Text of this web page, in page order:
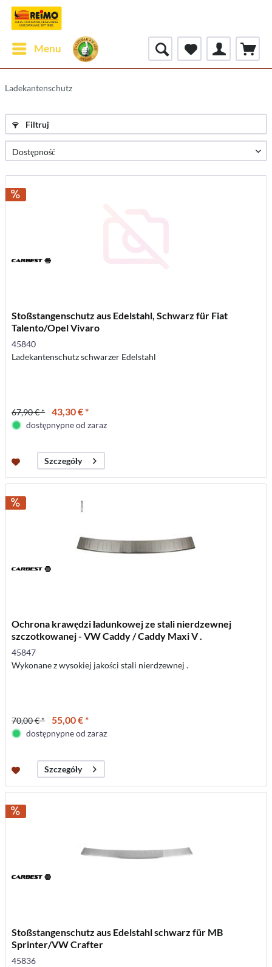
Menu
Ladekantenschutz
Filtruj
Stoßstangenschutz aus Edelstahl, Schwarz für Fiat
Talento/Opel Vivaro
45840
Ladekantenschutz schwarzer Edelstahl
67,90 € * 43,30 € *
dostępnypne od zaraz
Szczegóły
Ochrona krawędzi ładunkowej ze stali nierdzewnej
szczotkowanej - VW Caddy / Caddy Maxi V .
45847
Wykonane z wysokiej jakości stali nierdzewnej .
70,00 € * 55,00 € *
dostępnypne od zaraz
Szczegóły
Stoßstangenschutz aus Edelstahl schwarz für MB
Sprinter/VW Crafter
45836